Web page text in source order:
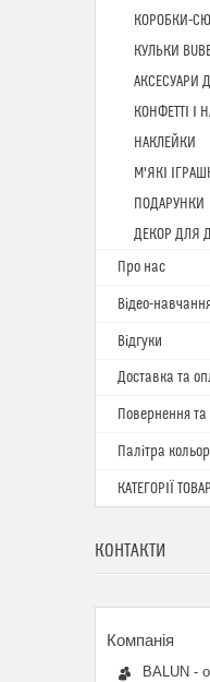
КОРОБКИ-
КУЛЬКИ
АКСЕСУАРИ
КОНФЕТТІ І
НАКЛЕЙКИ
М'ЯКІ
ПОДАРУНКИ
ДЕКОР ДЛЯ
Про нас
Відео-
Відгуки
Доставка та
Повернення та
Палітра
КАТЕГОРІЇ
КОНТАКТИ
BALUN -